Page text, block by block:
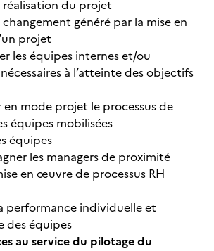
du projet
généré par la mise en
projet
les équipes internes et/ou
à l’atteinte des objectifs
en mode projet le processus de
équipes mobilisées
équipes
les managers de proximité
en œuvre de processus RH
performance individuelle et
des équipes
au service du pilotage du